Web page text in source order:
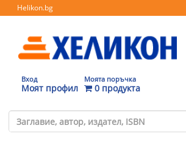
Helikon.bg
Вход
Моят профил
Моята поръчка
0 продукта